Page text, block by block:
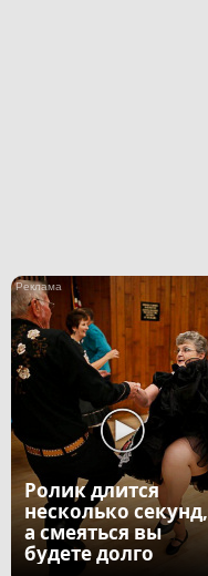
Ролик длится
несколько секунд,
а смеяться вы
будете долго